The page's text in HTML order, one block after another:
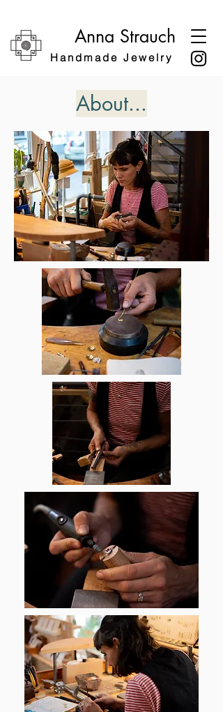
Anna Strauch
Handmade Jewelry
About...